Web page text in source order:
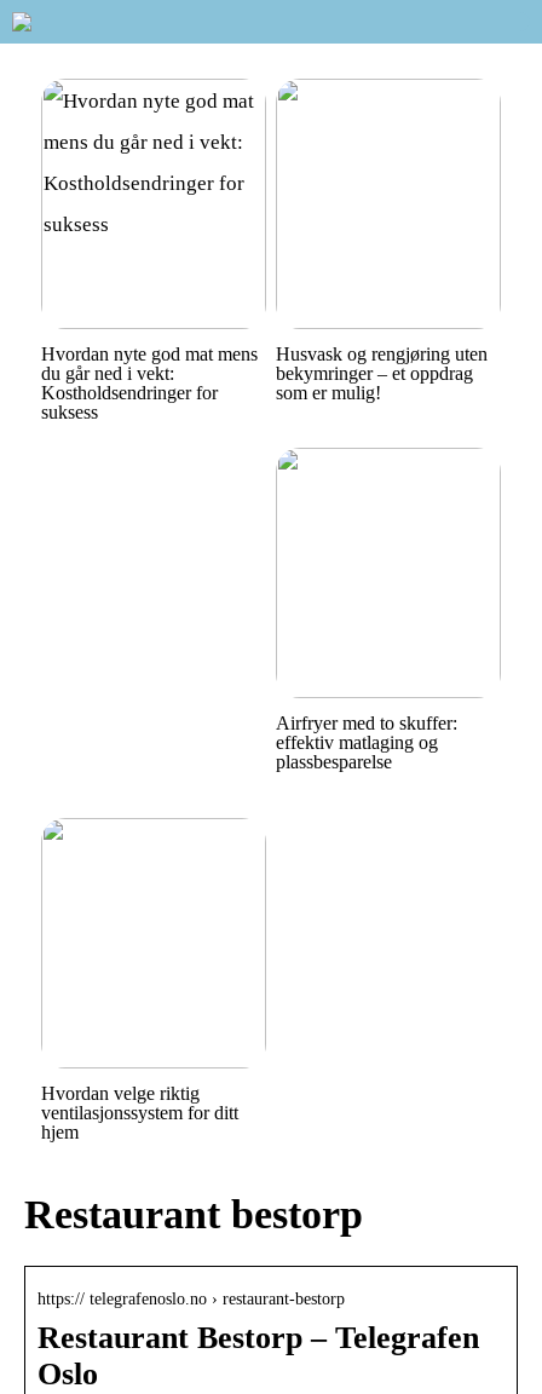
Hvordan nyte god mat mens
du går ned i vekt:
Kostholdsendringer for
suksess
Husvask og rengjøring uten
bekymringer – et oppdrag
som er mulig!
Airfryer med to skuffer:
effektiv matlaging og
plassbesparelse
Hvordan velge riktig
ventilasjonssystem for ditt
hjem
Restaurant bestorp
https:// telegrafenoslo.no › restaurant-bestorp
Restaurant Bestorp – Telegrafen
Oslo